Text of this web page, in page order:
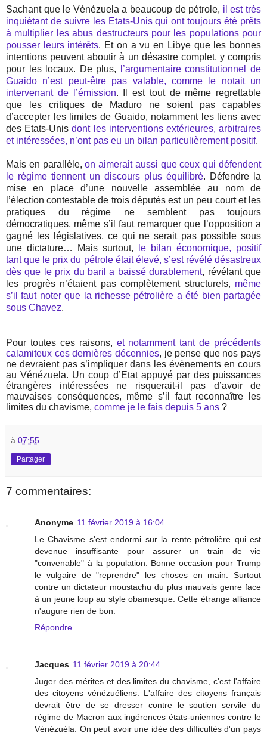
Sachant que le Vénézuela a beaucoup de pétrole, il est très
inquiétant de suivre les Etats-Unis qui ont toujours été prêts
à multiplier les abus destructeurs pour les populations pour
pousser leurs intérêts. Et on a vu en Libye que les bonnes
intentions peuvent aboutir à un désastre complet, y compris
pour les locaux. De plus,
l’argumentaire constitutionnel de
Guaido n’est peut-être pas valable, comme le notait un
intervenant de l’émission. Il est tout de même regrettable
que les critiques de Maduro ne soient pas capables
d’accepter les limites de Guaido, notamment les liens avec
des Etats-Unisdont les interventions extérieures, arbitraires
et intéressées, n’ont pas eu un bilan particulièrement positif.
Mais en parallèle,on aimerait aussi que ceux qui défendent
le régime tiennent un discours plus équilibré. Défendre la
mise en place d’une nouvelle assemblée au nom de
l’élection contestable de trois députés est un peu court et les
pratiques du régime ne semblent pas toujours
démocratiques, même s’il faut remarquer que l’opposition a
gagné les législatives, ce qui ne serait pas possible sous
une dictature… Mais surtout,
le bilan économique, positif
tant que le prix du pétrole était élevé, s’est révélé désastreux
dès que le prix du baril a baissé durablement, révélant que
les progrès n’étaient pas complètement structurels, même
s’il faut noter que la richesse pétrolière a été bien partagée
sous Chavez.
Pour toutes ces raisons, et notamment tant de précédents
calamiteux ces dernières décennies, je pense que nos pays
ne devraient pas s’impliquer dans les évènements en cours
au Vénézuela. Un coup d’Etat appuyé par des puissances
étrangères intéressées ne risquerait-il pas d’avoir de
mauvaises conséquences, même s’il faut reconnaître les
limites du chavisme, comme je le fais depuis 5 ans ?
à 07:55
Partager
7 commentaires:
Anonyme 11 février 2019 à 16:04
Le Chavisme s'est endormi sur la rente pétrolière qui est
devenue insuffisante pour assurer un train de vie
"convenable" à la population. Bonne occasion pour Trump
le vulgaire de "reprendre" les choses en main. Surtout
contre un dictateur moustachu du plus mauvais genre face
à un jeune loup au style obamesque. Cette étrange alliance
n'augure rien de bon.
Répondre
Jacques 11 février 2019 à 20:44
Juger des mérites et des limites du chavisme, c'est l'affaire
des citoyens vénézuéliens. L'affaire des citoyens français
devrait être de se dresser contre le soutien servile du
régime de Macron aux ingérences états-uniennes contre le
Vénézuéla. On peut avoir une idée des difficultés d'un pays